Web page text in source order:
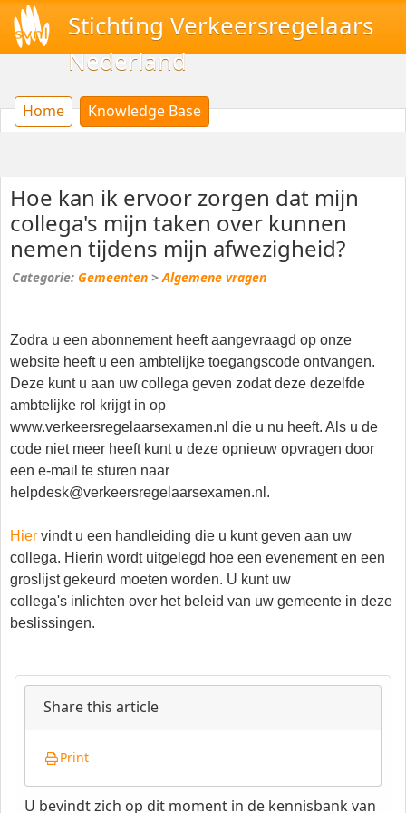
Stichting Verkeersregelaars
Nederland
Home Knowledge Base
Hoe kan ik ervoor zorgen dat mijn
collega's mijn taken over kunnen
nemen tijdens mijn afwezigheid?
Gemeenten >Algemene vragen
Zodra u een abonnement heeft aangevraagd op onze
website heeft u een ambtelijke toegangscode ontvangen.
Deze kunt u aan uw collega geven zodat deze dezelfde
ambtelijke rol krijgt in op
www.verkeersregelaarsexamen.nl die u nu heeft. Als u de
code niet meer heeft kunt u deze opnieuw opvragen door
een e-mail te sturen naar
helpdesk@verkeersregelaarsexamen.nl.
Hier vindt u een handleiding die u kunt geven aan uw
collega. Hierin wordt uitgelegd hoe een evenement en een
groslijst gekeurd moeten worden. U kunt uw
collega's inlichten over het beleid van uw gemeente in deze
beslissingen.
Share this article
Print